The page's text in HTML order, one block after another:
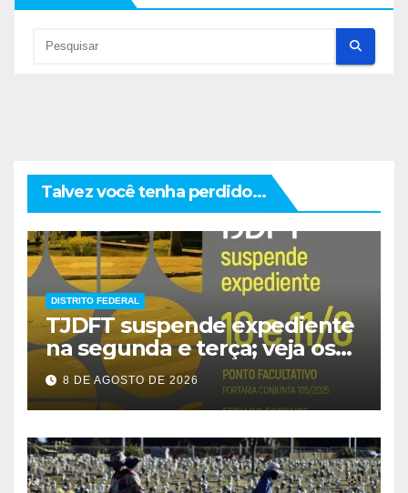
Talvez você tenha perdido...
DISTRITO FEDERAL
TJDFT suspende expediente
na segunda e terça; veja os
prazos
8 DE AGOSTO DE 2026